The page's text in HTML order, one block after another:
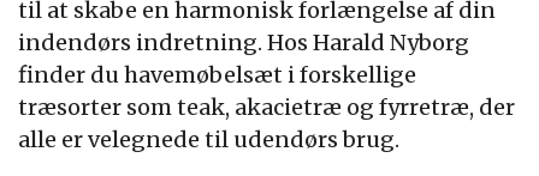
til at skabe en harmonisk forlængelse af din
indendørs indretning. Hos Harald Nyborg
finder du havemøbelsæt i forskellige
træsorter som teak, akacietræ og fyrretræ, der
alle er velegnede til udendørs brug.